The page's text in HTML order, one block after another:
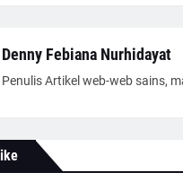
Denny Febiana Nurhidayat
Penulis Artikel web-web sains,